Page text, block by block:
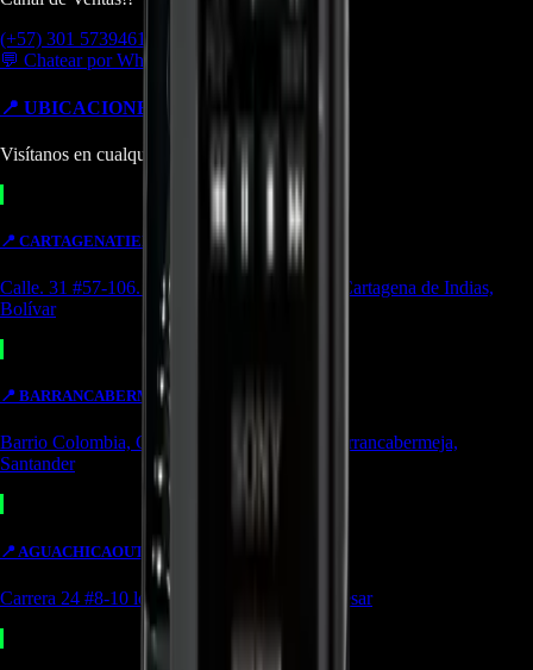
(+57) 301 5739461
💬 Chatear por WhatsApp
📍 UBICACIONES Y SUCURSALES
Visítanos en cualquiera de nuestras tiendas
📍 CARTAGENATIENDA
Calle. 31 #57-106. CC Ejecutivos Local 130 Cartagena de Indias,
Bolívar
📍 BARRANCABERMEJA
Barrio Colombia, Cl. 49 #15-66 Local 107 Barrancabermeja,
Santander
📍 AGUACHICAOUTLET
Carrera 24 #8-10 local 2 Potozí Aguachica, Cesar